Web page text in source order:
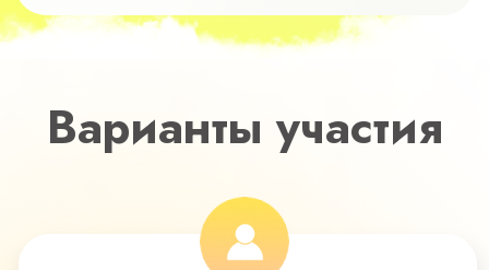
8 основных модулей
+2 дополнительных модуля
(антицеллюлит, мозг)
Доступ к курсу 6 месяцев